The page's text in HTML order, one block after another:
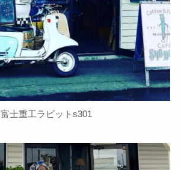
富士重工ラビットs301